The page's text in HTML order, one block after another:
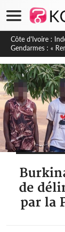
Sierra Leone :
gestation, points
de
par la